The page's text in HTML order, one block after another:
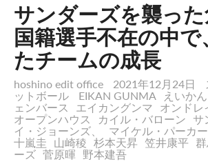
サンダーズを襲っ
国籍選手不在の中
たチームの成長
hoshino edit office 2021年12月24日
ットボール
EIKAN GUNMA えいか
ェンバース
エイカングンマ
オンドレ
オープンハウス
カイル・バローン サ
イ・ジョーンズ、
マイケル・パーカー
十嵐圭
山崎稜 杉本天昇 笠井康平
ーズ 菅原暉 野本建吾